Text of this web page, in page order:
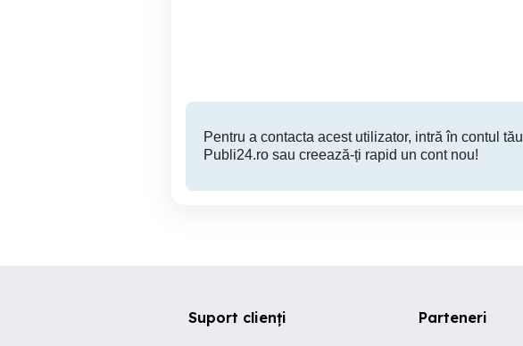
Pentru a contacta acest utilizator, intră în contul tău
Publi24.ro sau creează-ți rapid un cont nou!
Suport clienți Parteneri